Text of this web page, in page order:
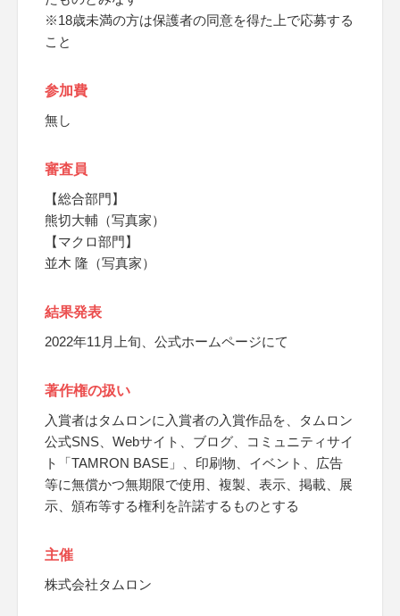
※18歳未満の方は保護者の同意を得た上で応募する
こと
参加費
無し
審査員
【総合部門】
熊切大輔（写真家）
【マクロ部門】
並木 隆（写真家）
結果発表
2022年11月上旬、公式ホームページにて
著作権の扱い
入賞者はタムロンに入賞者の入賞作品を、タムロン
公式SNS、Webサイト、ブログ、コミュニティサイ
ト「TAMRON BASE」、印刷物、イベント、広告
等に無償かつ無期限で使用、複製、表示、掲載、展
示、頒布等する権利を許諾するものとする
主催
株式会社タムロン